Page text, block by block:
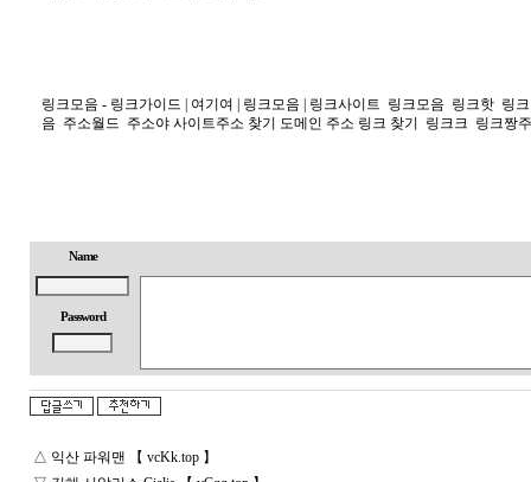
링크모음 - 링크가이드 | 여기여 | 링크모음 | 링크사이트 링크모음 링크핫 링
음 주소월드 주소야 사이트주소 찾기 도메인 주소 링크 찾기 링크크 링크짱
Name
Password
△ 익산 파워맨 【 vcKk.top 】